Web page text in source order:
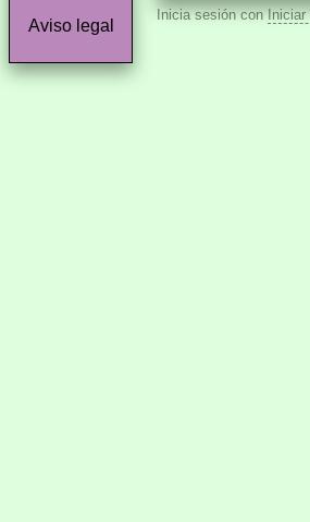
Aviso legal
Inicia sesión conIniciar